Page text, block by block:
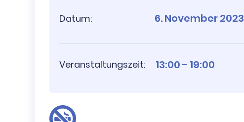
Datum: 6. November 2023
Veranstaltungszeit: 13:00 - 19:00